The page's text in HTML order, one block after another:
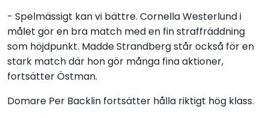
- Spelmässigt kan vi bättre. Cornella Westerlund i
målet gör en bra match med en fin straffräddning
som höjdpunkt. Madde Strandberg står också för en
stark match där hon gör många fina aktioner,
fortsätter Östman.
Domare Per Backlin fortsätter hålla riktigt hög klass.